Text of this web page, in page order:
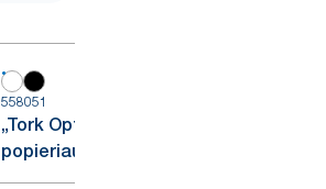
558051
„Tork OptiServe®“ 4 tualetinio
popieriaus ritinių be šerdies
dozatorius